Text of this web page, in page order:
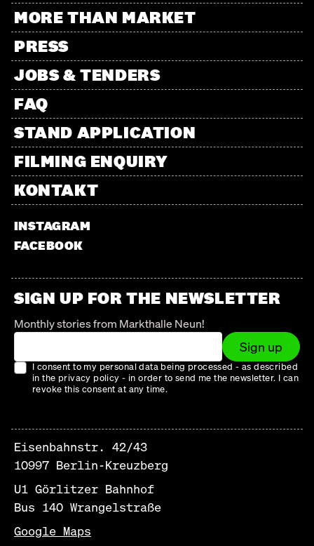
MORE THAN MARKET
PRESS
JOBS & TENDERS
FAQ
STAND APPLICATION
FILMING ENQUIRY
KONTAKT
INSTAGRAM
FACEBOOK
SIGN UP FOR THE NEWSLETTER
Monthly stories from Markthalle Neun!
Sign up
I consent to my personal data being processed - as described
in the privacy policy - in order to send me the newsletter. I can
revoke this consent at any time.
Eisenbahnstr. 42/43
10997 Berlin-Kreuzberg
U1 Görlitzer Bahnhof
Bus 140 Wrangelstraße
Google Maps